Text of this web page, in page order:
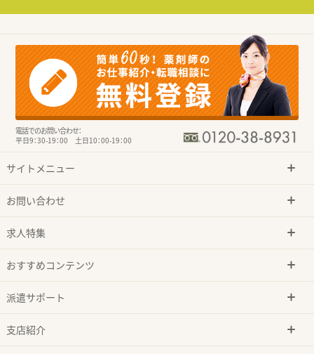
電話でのお問い合わせ：
平日9：30-19：00 土日10：00-19：00
サイトメニュー
お問い合わせ
求人特集
おすすめコンテンツ
派遣サポート
支店紹介